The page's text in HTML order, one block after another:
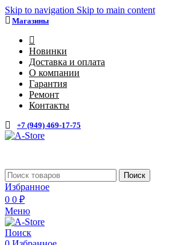
Skip to navigation Skip to main content
Магазины
Новинки
Доставка и оплата
О компании
Гарантия
Ремонт
Контакты
+7 (949) 469-17-75
Поиск
Избранное
0 0 ₽
Меню
Поиск